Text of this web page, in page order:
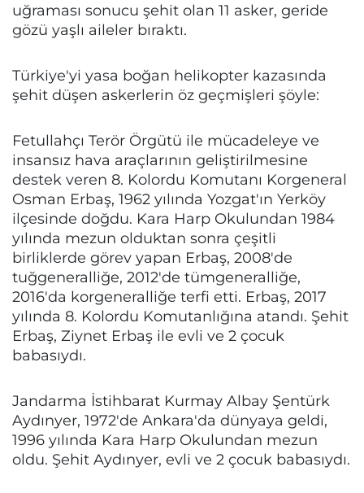
uğraması sonucu şehit olan 11 asker, geride
gözü yaşlı aileler bıraktı.
Türkiye'yi yasa boğan helikopter kazasında
şehit düşen askerlerin öz geçmişleri şöyle:
Fetullahçı Terör Örgütü ile mücadeleye ve
insansız hava araçlarının geliştirilmesine
destek veren 8. Kolordu Komutanı Korgeneral
Osman Erbaş, 1962 yılında Yozgat'ın Yerköy
ilçesinde doğdu. Kara Harp Okulundan 1984
yılında mezun olduktan sonra çeşitli
birliklerde görev yapan Erbaş, 2008'de
tuğgeneralliğe, 2012'de tümgeneralliğe,
2016'da korgeneralliğe terfi etti. Erbaş, 2017
yılında 8. Kolordu Komutanlığına atandı. Şehit
Erbaş, Ziynet Erbaş ile evli ve 2 çocuk
babasıydı.
Jandarma İstihbarat Kurmay Albay Şentürk
Aydınyer, 1972'de Ankara'da dünyaya geldi,
1996 yılında Kara Harp Okulundan mezun
oldu. Şehit Aydınyer, evli ve 2 çocuk babasıydı.